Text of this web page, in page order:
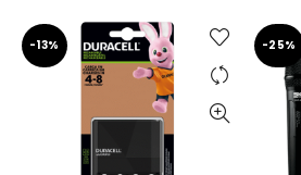
-13% -25%